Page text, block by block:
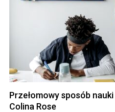
Przełomowy sposób
Colina Rose